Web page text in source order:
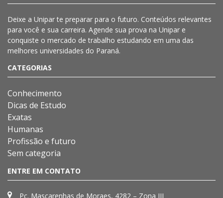
Deixe a Uniparte preparar para o futuro. Conteúdos relevantes
para você e sua carreira. Agende sua prova na Unipar e
conquiste o mercado de trabalho estudando em uma das
melhores universidades do Paraná.
CATEGORIAS
Conhecimento
Dicas de Estudo
Exatas
Humanas
Profissão e futuro
Sem categoria
ENTRE EM CONTATO
Pç. Mascarenhas de Moraes, 4282 – Zona III